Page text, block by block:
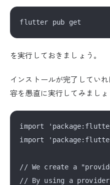
を実行しておきましょう。
インストールが完了してい
容を愚直に実行してみましょ
import
import
// We create a
// By using a